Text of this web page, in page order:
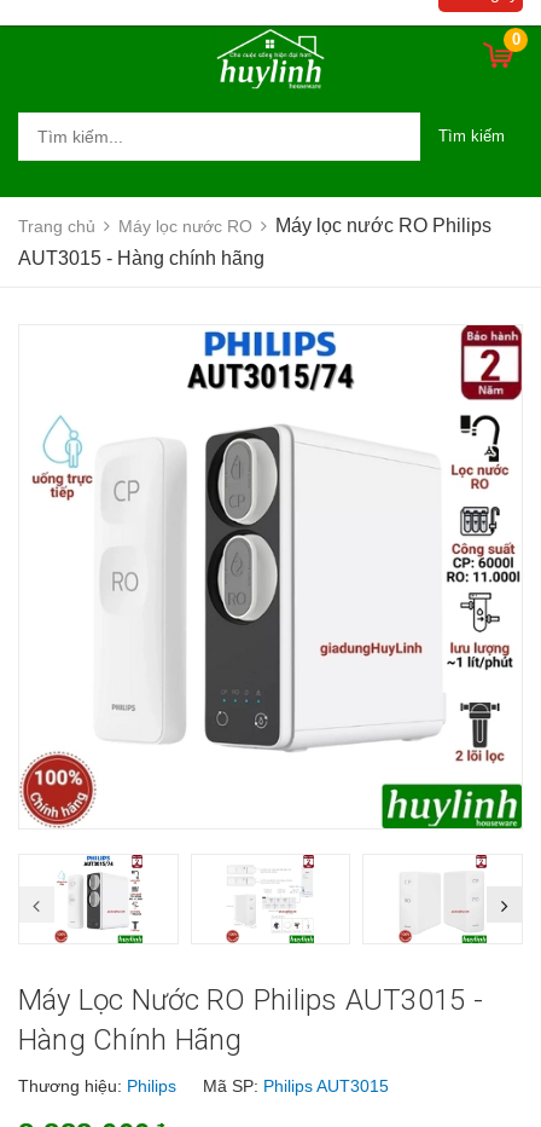
0
Tìm kiếm
Trang chủ Máy lọc nước RO
Máy lọc nước RO Philips
AUT3015 - Hàng chính hãng
Máy Lọc Nước RO Philips AUT3015 -
Hàng Chính Hãng
Thương hiệu: Philips Mã SP: Philips AUT3015